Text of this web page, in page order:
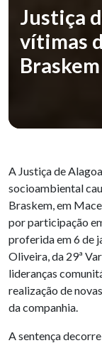
Justiça
vítimas
Braskem
A Justiça de
socioambiental
Braskem, em
por participação
proferida em 6 de
Oliveira, da 29ª
lideranças
realização de
da companhia.
A sentença